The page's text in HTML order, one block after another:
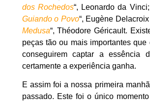
dos Rochedos“, Leonardo da Vinci;
Guiando o Povo“, Eugène Delacroix
Medusa“, Théodore Géricault.
peças tão ou mais importantes que
conseguirem captar a essência
certamente a experiência ganha.
E assim foi a nossa primeira
passado. Este foi o único momento